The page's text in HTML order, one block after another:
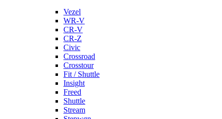
Vezel
WR-V
CR-V
CR-Z
Civic
Crossroad
Crosstour
Fit / Shuttle
Insight
Freed
Shuttle
Stream